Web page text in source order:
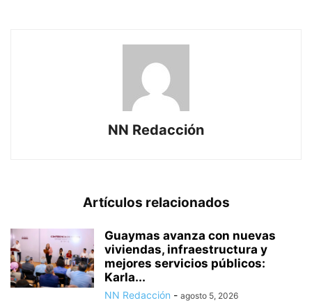
NN Redacción
Artículos relacionados
Guaymas avanza con nuevas
viviendas, infraestructura y
mejores servicios públicos:
Karla...
NN Redacción - agosto 5, 2026